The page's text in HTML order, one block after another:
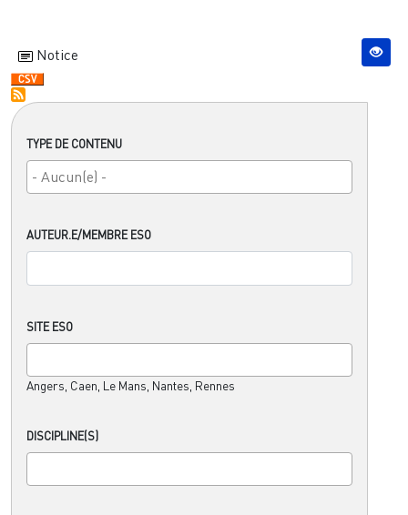
TYPE DE CONTENU
AUTEUR.E/MEMBRE ESO
SITE ESO
Angers, Caen, Le Mans, Nantes, Rennes
DISCIPLINE(S)
Notice